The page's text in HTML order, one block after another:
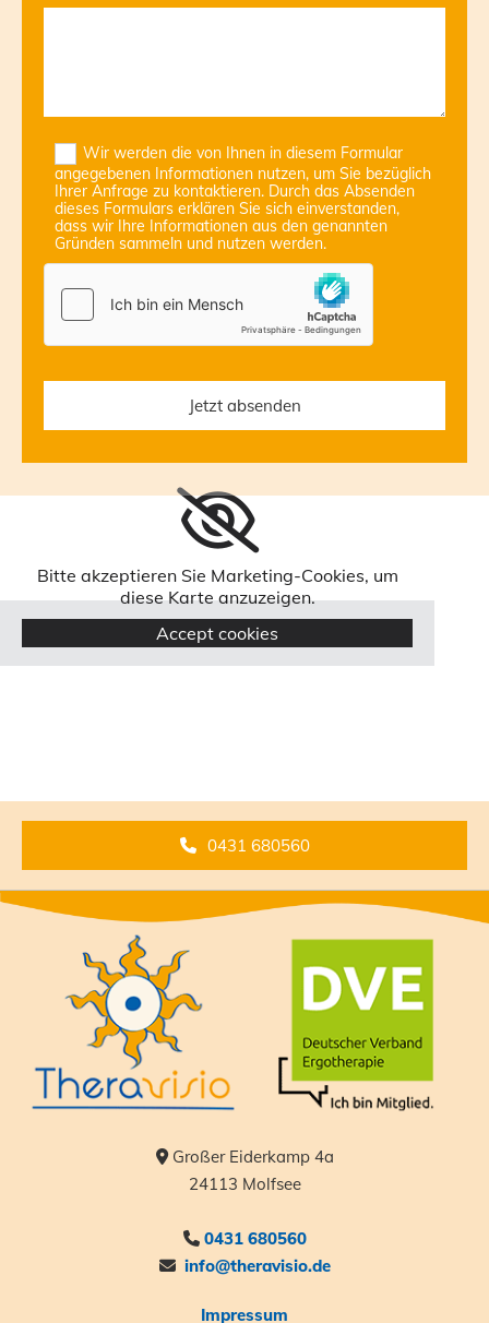
Wir werden die von Ihnen in diesem Formular
angegebenen Informationen nutzen, um Sie bezüglich
Ihrer Anfrage zu kontaktieren. Durch das Absenden
dieses Formulars erklären Sie sich einverstanden,
dass wir Ihre Informationen aus den genannten
Gründen sammeln und nutzen werden.
Bitte akzeptieren Sie Marketing-Cookies, um
diese Karte anzuzeigen.
Accept cookies
0431 680560
Großer Eiderkamp 4a
24113 Molfsee
 0431 680560
 info@theravisio.de
Impressum